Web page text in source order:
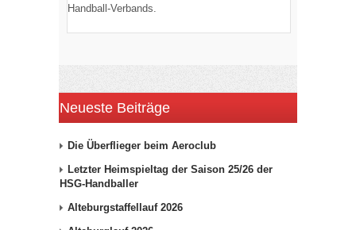
Handball-Verbands.
Neueste Beiträge
Die Überflieger beim Aeroclub
Letzter Heimspieltag der Saison 25/26 der
HSG-Handballer
Alteburgstaffellauf 2026